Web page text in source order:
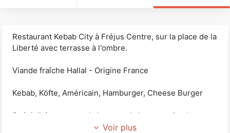
Restaurant Kebab City à Fréjus Centre, sur la place de la
Liberté avec terrasse à l'ombre.
Viande fraîche Hallal - Origine France
Kebab, Köfte, Américain, Hamburger, Cheese Burger
Spécialités turques : Lahmacun, Lahmacun viande
Voir plus